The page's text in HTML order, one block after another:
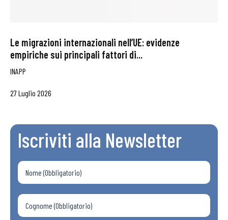
Le migrazioni internazionali nell’UE: evidenze
empiriche sui principali fattori di...
INAPP
27 Luglio 2026
Iscriviti alla Newsletter